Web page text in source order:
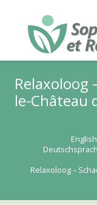
Relaxoloog
le-Château
Relaxoloog –